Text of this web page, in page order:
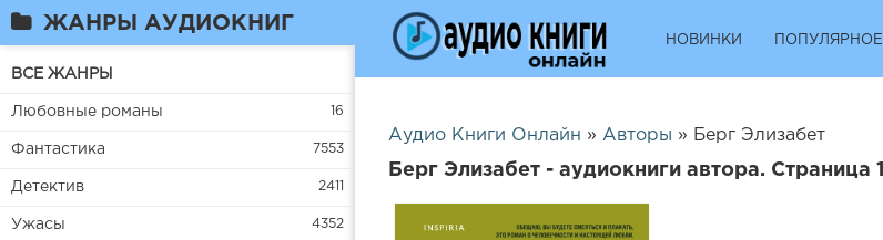
ЖАНРЫ АУДИОКНИГ
ВСЕ ЖАНРЫ
Любовные романы 16
Фантастика 7553
Детектив 2411
Ужасы 4352
НОВИНКИ ПОПУЛЯРНОЕ
Аудио Книги Онлайн » Авторы » Берг Элизабет
Берг Элизабет - аудиокниги автора. Страница 1